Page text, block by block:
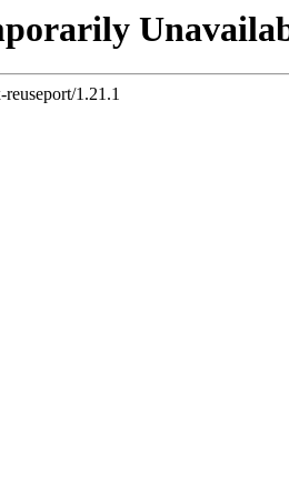
reuseport/1.21.1